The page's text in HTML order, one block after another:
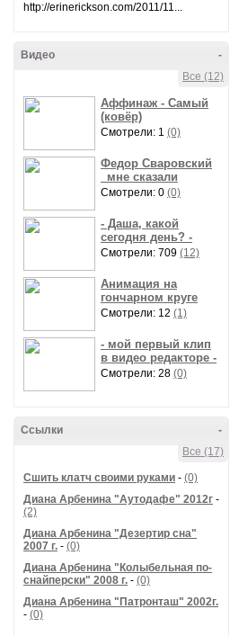
http://erinerickson.com/2011/11...
-
Видео
Все (12)
Аффинаж - Самый
(ковёр)
Смотрели: 1 (0)
Федор Сваровский
_мне сказали
Смотрели: 0 (0)
- Даша, какой
сегодня день? -
Смотрели: 709 (12)
Анимация на
гончарном круге
Смотрели: 12 (1)
- мой первый клип
в видео редакторе -
Смотрели: 28 (0)
-
Ссылки
Все (17)
Сшить клатч своими руками - (0)
Диана Арбенина "Аутодафе" 2012г -
(2)
Диана Арбенина "Дезертир сна"
2007 г. - (0)
Диана Арбенина "Колыбельная по-
снайперски" 2008 г. - (0)
Диана Арбенина "Патронташ" 2002г.
- (0)